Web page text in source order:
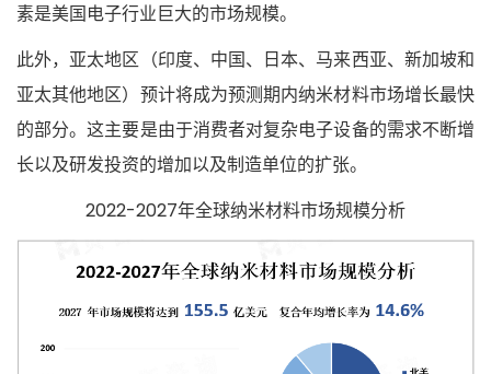
素是美国电子行业巨大的市场规模。
此外，亚太地区（印度、中国、日本、马来西亚、新加坡和
亚太其他地区）预计将成为预测期内纳米材料市场增长最快
的部分。这主要是由于消费者对复杂电子设备的需求不断增
长以及研发投资的增加以及制造单位的扩张。
2022-2027年全球纳米材料市场规模分析